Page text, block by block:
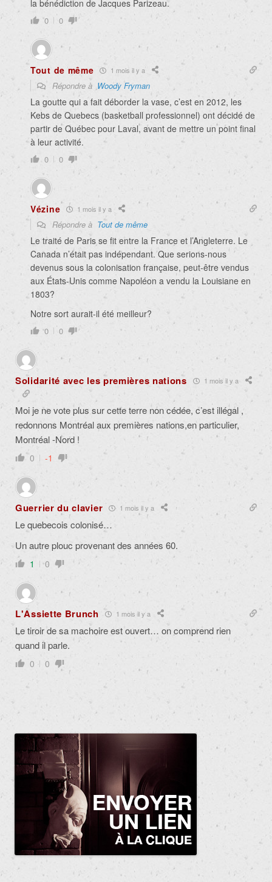
la bénédiction de Jacques Parizeau.
0 0
Tout de même 1 mois il y a
Répondre à Woody Fryman
La goutte qui a fait déborder la vase, c’est en 2012, les
Kebs de Quebecs (basketball professionnel) ont décidé de
partir de Québec pour Laval, avant de mettre un point final
à leur activité.
0 0
Vézine 1 mois il y a
Répondre à Tout de même
Le traité de Paris se fit entre la France et l’Angleterre. Le
Canada n’était pas indépendant. Que serions-nous
devenus sous la colonisation française, peut-être vendus
aux États-Unis comme Napoléon a vendu la Louisiane en
1803?
Notre sort aurait-il été meilleur?
0 0
Solidarité avec les premières nations 1 mois il y a
Moi je ne vote plus sur cette terre non cédée, c’est illégal ,
redonnons Montréal aux premières nations,en particulier,
Montréal -Nord !
0 -1
Guerrier du clavier 1 mois il y a
Le quebecois colonisé…
Un autre plouc provenant des années 60.
1 0
L'Assiette Brunch 1 mois il y a
Le tiroir de sa machoire est ouvert… on comprend rien
quand il parle.
0 0